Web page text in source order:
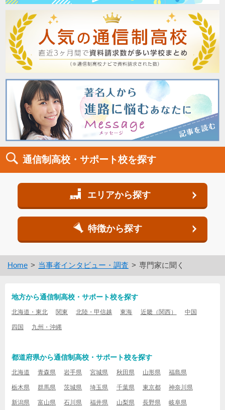
通信制高校・サポート校を探す
エリアから探す
特徴から探す
Home 当事者インタビュー・調査 専門家に聞く
地方から通信制高校・サポート校を探す
北海道・東北 関東 北陸・甲信越 東海 近畿（関西） 中国
四国 九州・沖縄
都道府県から通信制高校・サポート校を探す
北海道 青森県 岩手県 宮城県 秋田県 山形県 福島県
栃木県 群馬県 茨城県 埼玉県 千葉県 東京都 神奈川県
新潟県 富山県 石川県 福井県 山梨県 長野県 岐阜県